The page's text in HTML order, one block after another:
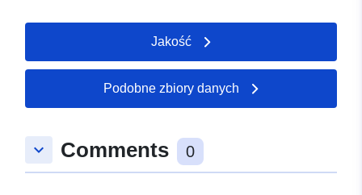
Zaktualizowano dane.europa.eu:
25 July 2026
Przestrzenne: Współrzędne:
[ [ 8.6385388,
49.2237631 ], [ 8.6399729,
49.2229466 ], [ 8.6385388,
49.2229466 ], [ 8.6385388,
Jakość
Podobne zbiory danych
keyboard_arrow_down Comments 0